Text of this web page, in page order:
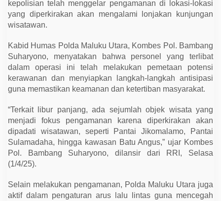
a
t
a
S
e
a
m
L
b
u
r
b
a
kepolisian telah menggelar pengamanan di lokasi-lokasi
yang diperkirakan akan mengalami lonjakan kunjungan
wisatawan.
Kabid Humas Polda Maluku Utara, Kombes Pol. Bambang
Suharyono, menyatakan bahwa personel yang terlibat
dalam operasi ini telah melakukan pemetaan potensi
kerawanan dan menyiapkan langkah-langkah antisipasi
guna memastikan keamanan dan ketertiban masyarakat.
“Terkait libur panjang, ada sejumlah objek wisata yang
menjadi fokus pengamanan karena diperkirakan akan
dipadati wisatawan, seperti Pantai Jikomalamo, Pantai
Sulamadaha, hingga kawasan Batu Angus,” ujar Kombes
Pol. Bambang Suharyono, dilansir dari RRI, Selasa
(1/4/25).
Selain melakukan pengamanan, Polda Maluku Utara juga
aktif dalam pengaturan arus lalu lintas guna mencegah